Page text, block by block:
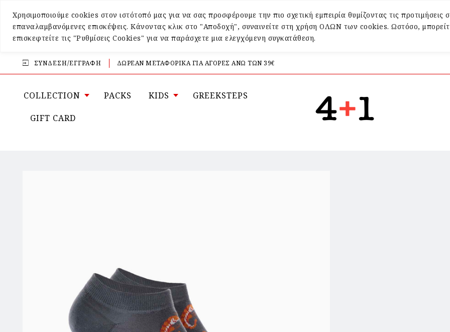
Χρησιμοποιούμε cookies στον ιστότοπό μας για να σας προσφέρουμε την πιο σχετική εμπειρία θυμίζοντας τις προτιμήσεις
επαναλαμβανόμενες επισκέψεις. Κάνοντας κλικ στο "Αποδοχή", συναινείτε στη χρήση ΟΛΩΝ των cookies. Ωστόσο,
επισκεφτείτε τις "Ρυθμίσεις Cookies" για να παράσχετε μια ελεγχόμενη συγκατάθεση.
ΣΎΝΔΕΣΗ/ΕΓΓΡΑΦΉ ΔΩΡΕΑΝ ΜΕΤΑΦΟΡΙΚΑ ΓΙΑ ΑΓΟΡΕΣ ΑΝΩ ΤΩΝ 39€
COLLECTION PACKS KIDS GREEKSTEPS
GIFT CARD